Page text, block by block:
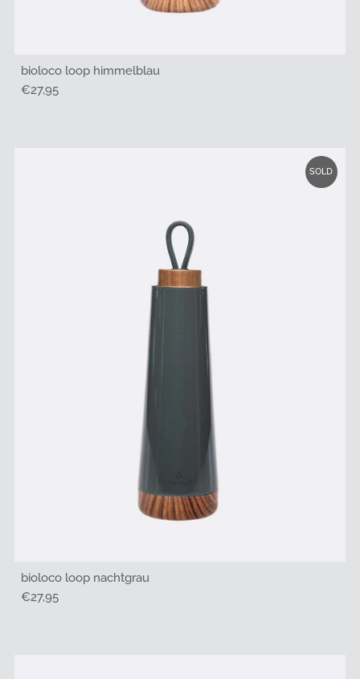
bioloco loop himmelblau
Regulärer
€27,95
SOLD
bioloco loop nachtgrau
Regulärer
€27,95